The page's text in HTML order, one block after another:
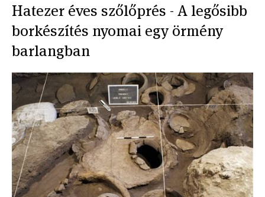
Hatezer éves szőlőprés - A legősibb
borkészítés nyomai egy örmény
barlangban